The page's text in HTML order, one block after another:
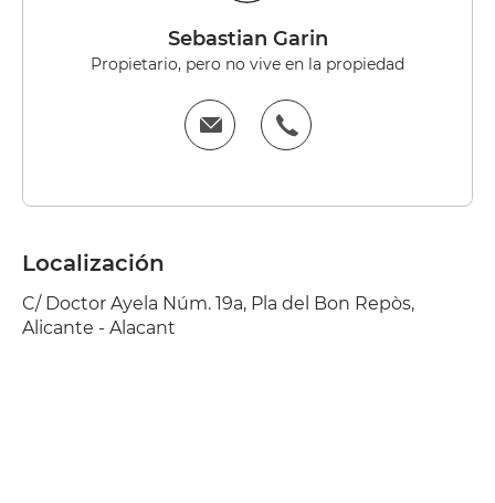
Sebastian Garin
Propietario, pero no vive en la propiedad
Localización
C/ Doctor Ayela Núm. 19a, Pla del Bon Repòs,
Alicante - Alacant